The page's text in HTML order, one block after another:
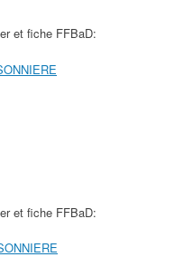
et fiche FFBaD:
et fiche FFBaD: